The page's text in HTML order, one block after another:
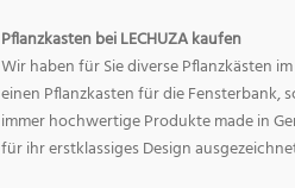
Pflanzkasten bei LECHUZA kaufen
Wir haben für Sie diverse Pflanzkästen
einen Pflanzkasten für die Fensterbank,
immer hochwertige Produkte made in
für ihr erstklassiges Design